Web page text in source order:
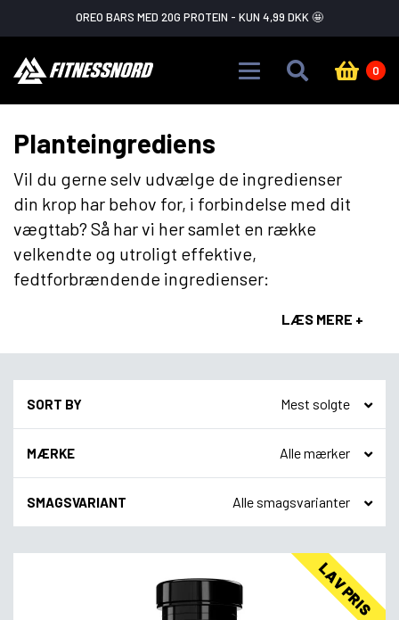
Skip to main contentFLASH SALE ADVARSEL!GÅ IKKE GLIP AF DET
0
Planteingrediens
Vil du gerne selv udvælge de ingredienser
din krop har behov for, i forbindelse med dit
vægttab? Så har vi her samlet en række
velkendte og utroligt effektive,
fedtforbrændende ingredienser:
LÆS MERE +
SORT BY
MÆRKE
SMAGSVARIANT
LAV PRIS